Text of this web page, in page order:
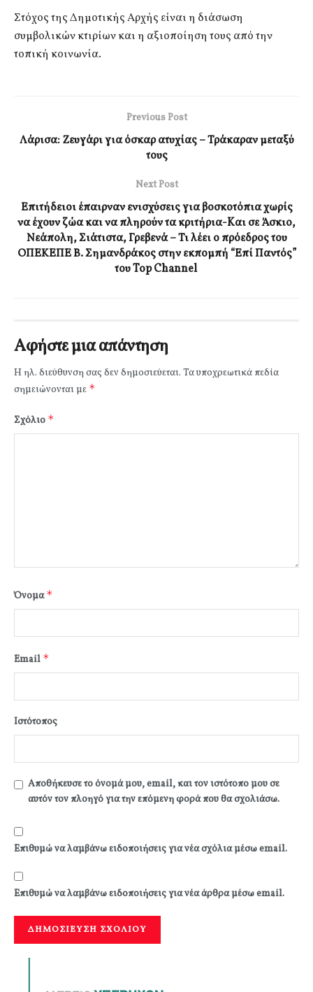
Στόχος της Δημοτικής Αρχής είναι η διάσωση
συμβολικών κτιρίων και η αξιοποίηση τους από την
τοπική κοινωνία.
Previous Post
Λάρισα: Ζευγάρι για όσκαρ ατυχίας – Τράκαραν μεταξύ
τους
Next Post
Επιτήδειοι έπαιρναν ενισχύσεις για βοσκοτόπια χωρίς
να έχουν ζώα και να πληρούν τα κριτήρια-Kαι σε Άσκιο,
Νεάπολη, Σιάτιστα, Γρεβενά – Τι λέει ο πρόεδρος του
ΟΠΕΚΕΠΕ Β. Σημανδράκος στην εκπομπή “Επί Παντός”
του Top Channel
Αφήστε μια απάντηση
Η ηλ. διεύθυνση σας δεν δημοσιεύεται. Τα υποχρεωτικά πεδία
σημειώνονται με *
Σχόλιο *
Όνομα*
Email *
Ιστότοπος
Αποθήκευσε το όνομά μου, email, και τον ιστότοπο μου σε
αυτόν τον πλοηγό για την επόμενη φορά που θα σχολιάσω.
Επιθυμώ να λαμβάνω ειδοποιήσεις για νέα σχόλια μέσω email.
Επιθυμώ να λαμβάνω ειδοποιήσεις για νέα άρθρα μέσω email.